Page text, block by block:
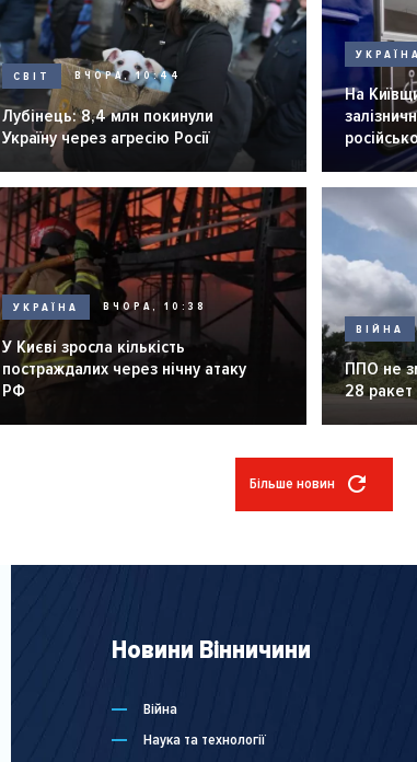
СВІТ ВЧОРА, 10:44
Лубінець: 8,4 млн покинули
Україну через агресію Росії
УКРАЇНА
На
УКРАЇНА ВЧОРА, 10:38
У Києві зросла кількість
постраждалих через нічну атаку
РФ
ВІЙНА
ППО не
28 ракет
Більше новин
Новини Вінничини
Війна
Наука та технології